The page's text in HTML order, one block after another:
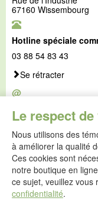
Le respect
Nous utilisons des
à améliorer la qualité
Ces cookies sont
notre boutique en
ce sujet, veuillez vous
confidentialité.
67160 Wissembourg
Hotline spéciale
03 88 54 83 43
Se rétracter
@
service@idealsko.fr
@
Formulaire de
Aller au formulaire